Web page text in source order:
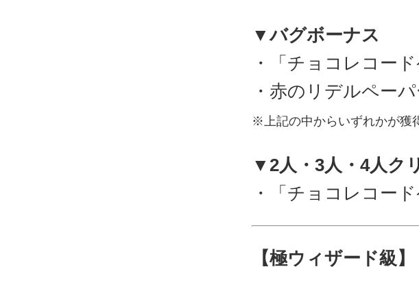
▼バグボーナス
・「チョコレコー
・赤のリデルペー
※上記の中からいずれかが獲
▼2人・3人・4人ク
・「チョコレコー
【極ウィザード級】